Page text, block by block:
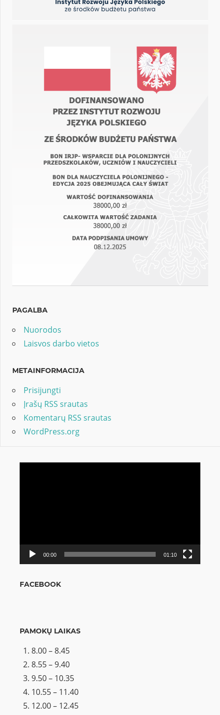
PAGALBA
Nuorodos
Laisvos darbo vietos
METAINFORMACIJA
Prisijungti
Įrašų RSS srautas
Komentarų RSS srautas
WordPress.org
00:00 01:10
FACEBOOK
PAMOKŲ LAIKAS
8.00 – 8.45
8.55 – 9.40
9.50 – 10.35
10.55 – 11.40
12.00 – 12.45